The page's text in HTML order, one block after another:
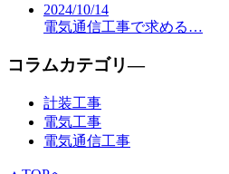
2024/10/14
電気通信工事で求める…
コラムカテゴリ―
計装工事
電気工事
電気通信工事